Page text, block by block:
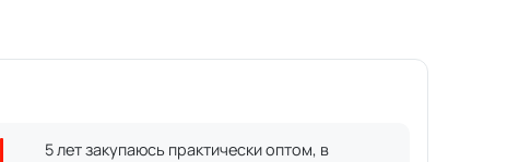
5 лет закупаюсь практически оптом, в